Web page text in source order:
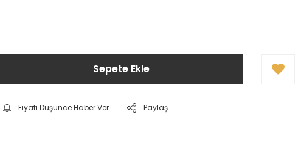
Sepete Ekle
Fiyatı Düşünce Haber Ver Paylaş